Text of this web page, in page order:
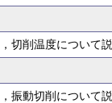
切削温度について
振動切削について